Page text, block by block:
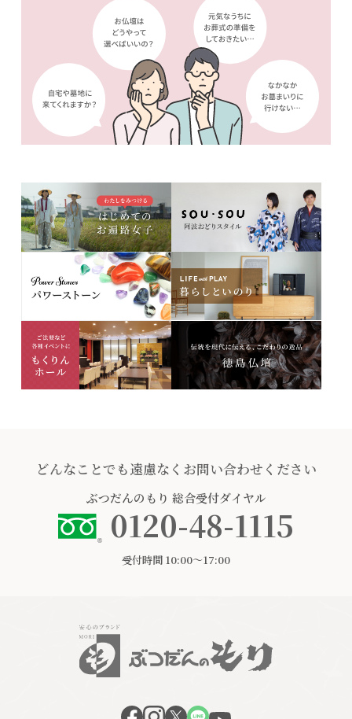
どんなことでも遠慮なくお問い合わせください
ぶつだんのもり 総合受付ダイヤル
0120-48-1115
受付時間 10:00〜17:00